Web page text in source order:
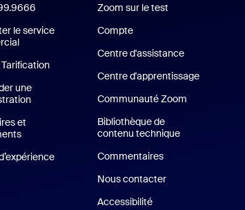
Cliquer pour appeler
le service
Forfaits et tarification
une
Demander une démo
et
Zoom sur le test
Compte
Centre d'assistance
Centre d'apprentissage
Communauté Zoom
Bibliothèque de
contenu technique
Commentaires
Nous contacter
Accessibilité